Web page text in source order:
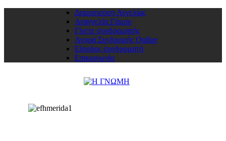
Δημοσιεύση Αγγελίας
Αναγγελία Γάμου
Γίνετε συνδρομητής
Αγορά Συνδρομής Online
Είσοδος συνδρομητή
Επικοινωνία